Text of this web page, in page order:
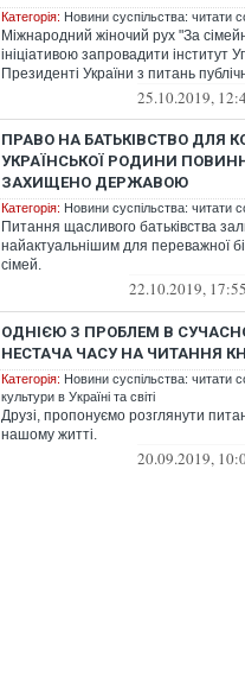
Категорія: Новини суспільства: читати
Міжнародний жіночий рух "За
ініціативою запровадити інститут
Президенті України з питань
25.10.2019,
ПРАВО НА БАТЬКІВСТВО ДЛЯ
УКРАЇНСЬКОЇ РОДИНИ
ЗАХИЩЕНО ДЕРЖАВОЮ
Категорія: Новини суспільства: читати
Питання щасливого батьківства
найактуальнішим для переважної
сімей.
22.10.2019,
ОДНІЄЮ З ПРОБЛЕМ В
НЕСТАЧА ЧАСУ НА ЧИТАННЯ
Категорія: Новини суспільства: читати
культури в Україні та світі
Друзі, пропонуємо розглянути
нашому житті.
20.09.2019,